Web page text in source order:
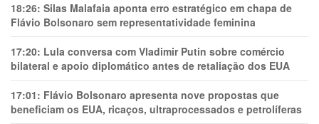
18:26: Silas Malafaia aponta erro estratégico em chapa de
Flávio Bolsonaro sem representatividade feminina
17:20: Lula conversa com Vladimir Putin sobre comércio
bilateral e apoio diplomático antes de retaliação dos EUA
17:01: Flávio Bolsonaro apresenta nove propostas que
beneficiam os EUA, ricaços, ultraprocessados e petrolíferas